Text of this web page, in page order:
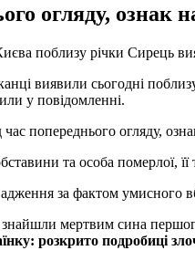
огляду, ознак
поблизу річки Сирець
виявили сьогодні
у повідомленні.
попереднього огляду,
та особа померлої,
за фактом умисного
знайшли мертвим сина
розкрито подробиці